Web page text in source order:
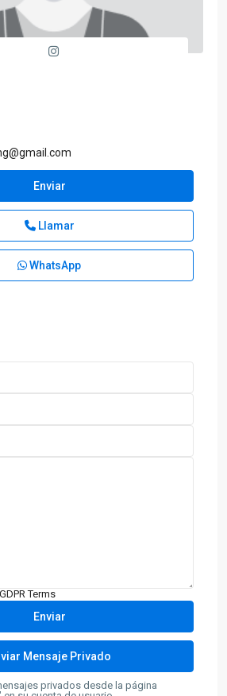
Enviar
Llamar
WhatsApp
GDPR Terms
privados desde la página